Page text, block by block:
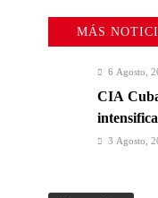
MÁS
6 Agosto,
CIA
3 Agosto,